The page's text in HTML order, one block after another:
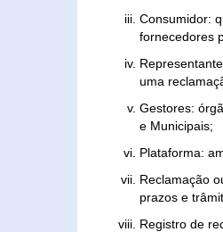
Consumidor:
fornecedores
uma
Gestores:
e Municipais;
Plataforma:
Reclamação
prazos e
Registro de